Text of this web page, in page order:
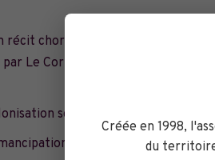
choral, porté par une jeunesse
Le Corbusier dès 1931, se
sous couvert d’utopie.
Créée en 1998,
du